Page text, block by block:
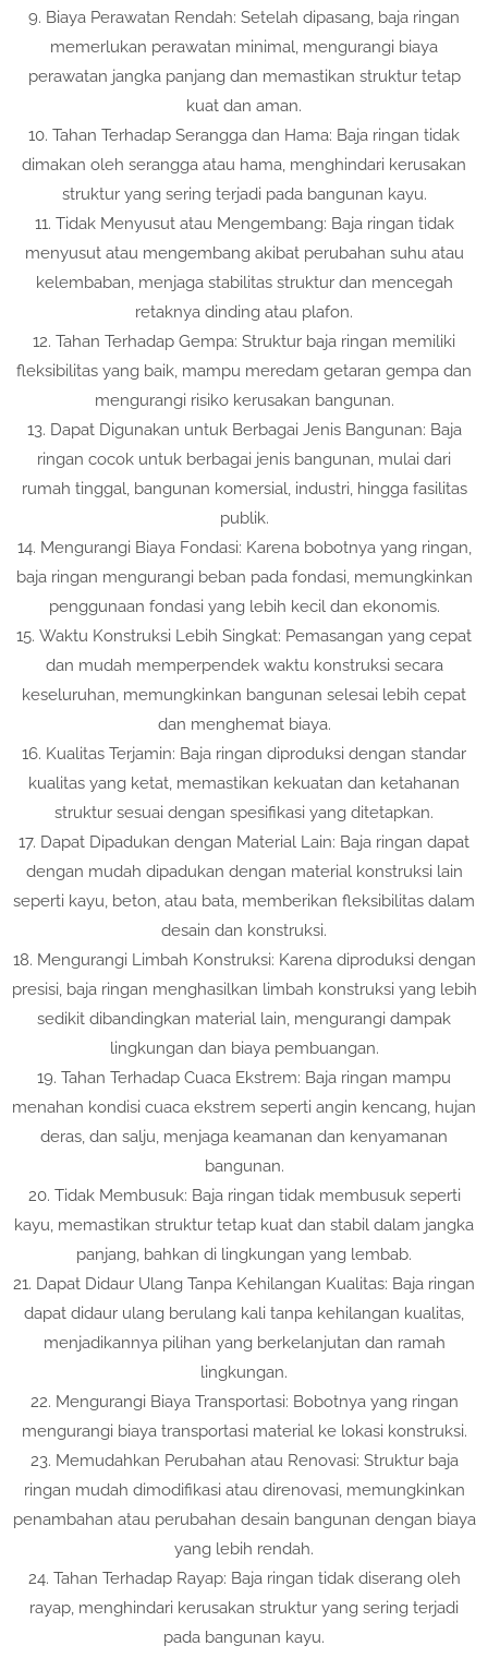
9. Biaya Perawatan Rendah: Setelah dipasang, baja ringan
memerlukan perawatan minimal, mengurangi biaya
perawatan jangka panjang dan memastikan struktur tetap
kuat dan aman.
10. Tahan Terhadap Serangga dan Hama: Baja ringan tidak
dimakan oleh serangga atau hama, menghindari kerusakan
struktur yang sering terjadi pada bangunan kayu.
11. Tidak Menyusut atau Mengembang: Baja ringan tidak
menyusut atau mengembang akibat perubahan suhu atau
kelembaban, menjaga stabilitas struktur dan mencegah
retaknya dinding atau plafon.
12. Tahan Terhadap Gempa: Struktur baja ringan memiliki
fleksibilitas yang baik, mampu meredam getaran gempa dan
mengurangi risiko kerusakan bangunan.
13. Dapat Digunakan untuk Berbagai Jenis Bangunan: Baja
ringan cocok untuk berbagai jenis bangunan, mulai dari
rumah tinggal, bangunan komersial, industri, hingga fasilitas
publik.
14. Mengurangi Biaya Fondasi: Karena bobotnya yang ringan,
baja ringan mengurangi beban pada fondasi, memungkinkan
penggunaan fondasi yang lebih kecil dan ekonomis.
15. Waktu Konstruksi Lebih Singkat: Pemasangan yang cepat
dan mudah memperpendek waktu konstruksi secara
keseluruhan, memungkinkan bangunan selesai lebih cepat
dan menghemat biaya.
16. Kualitas Terjamin: Baja ringan diproduksi dengan standar
kualitas yang ketat, memastikan kekuatan dan ketahanan
struktur sesuai dengan spesifikasi yang ditetapkan.
17. Dapat Dipadukan dengan Material Lain: Baja ringan dapat
dengan mudah dipadukan dengan material konstruksi lain
seperti kayu, beton, atau bata, memberikan fleksibilitas dalam
desain dan konstruksi.
18. Mengurangi Limbah Konstruksi: Karena diproduksi dengan
presisi, baja ringan menghasilkan limbah konstruksi yang lebih
sedikit dibandingkan material lain, mengurangi dampak
lingkungan dan biaya pembuangan.
19. Tahan Terhadap Cuaca Ekstrem: Baja ringan mampu
menahan kondisi cuaca ekstrem seperti angin kencang, hujan
deras, dan salju, menjaga keamanan dan kenyamanan
bangunan.
20. Tidak Membusuk: Baja ringan tidak membusuk seperti
kayu, memastikan struktur tetap kuat dan stabil dalam jangka
panjang, bahkan di lingkungan yang lembab.
21. Dapat Didaur Ulang Tanpa Kehilangan Kualitas: Baja ringan
dapat didaur ulang berulang kali tanpa kehilangan kualitas,
menjadikannya pilihan yang berkelanjutan dan ramah
lingkungan.
22. Mengurangi Biaya Transportasi: Bobotnya yang ringan
mengurangi biaya transportasi material ke lokasi konstruksi.
23. Memudahkan Perubahan atau Renovasi: Struktur baja
ringan mudah dimodifikasi atau direnovasi, memungkinkan
penambahan atau perubahan desain bangunan dengan biaya
yang lebih rendah.
24. Tahan Terhadap Rayap: Baja ringan tidak diserang oleh
rayap, menghindari kerusakan struktur yang sering terjadi
pada bangunan kayu.